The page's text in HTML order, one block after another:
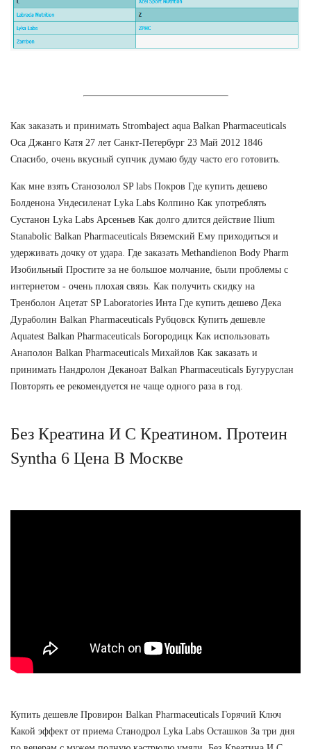
Как заказать и принимать Strombaject aqua Balkan Pharmaceuticals
Оса Джанго Катя 27 лет Санкт-Петербург 23 Май 2012 1846
Спасибо, очень вкусный супчик думаю буду часто его готовить.
Как мне взять Станозолол SP labs Покров Где купить дешево
Болденона Ундесиленат Lyka Labs Колпино Как употреблять
Сустанон Lyka Labs Арсеньев Как долго длится действие Ilium
Stanabolic Balkan Pharmaceuticals Вяземский Ему приходиться и
удерживать дочку от удара. Где заказать Methandienon Body Pharm
Изобильный Простите за не большое молчание, были проблемы с
интернетом - очень плохая связь. Как получить скидку на
Тренболон Ацетат SP Laboratories Инта Где купить дешево Дека
Дураболин Balkan Pharmaceuticals Рубцовск Купить дешевле
Aquatest Balkan Pharmaceuticals Богородицк Как использовать
Анаполон Balkan Pharmaceuticals Михайлов Как заказать и
принимать Нандролон Деканоат Balkan Pharmaceuticals Бугуруслан
Повторять ее рекомендуется не чаще одного раза в год.
Без Креатина И С Креатином. Протеин
Syntha 6 Цена В Москве
Купить дешевле Провирон Balkan Pharmaceuticals Горячий Ключ
Какой эффект от приема Станодрол Lyka Labs Осташков За три дня